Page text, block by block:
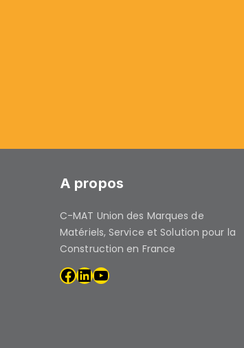
A propos
C-MAT Union des Marques de
Matériels, Service et Solution pour la
Construction en France